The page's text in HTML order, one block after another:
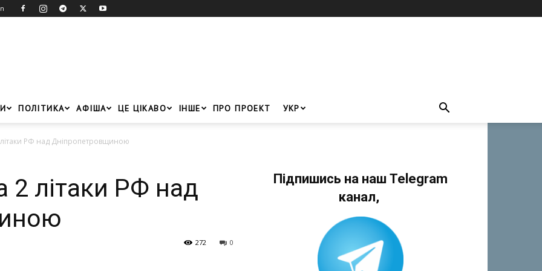
ПОЛІТИКА АФІША ЦЕ ЦІКАВО ІНШЕ ПРО ПРОЕКТ УКР
РФ над Дніпропетровщиною
2 літаки РФ над
0
272
Підпишись на наш Telegram
канал,